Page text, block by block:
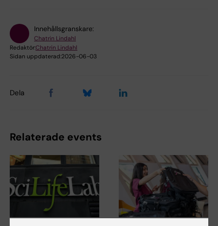
Innehållsgranskare:
Chatrin Lindahl
Redaktör:Chatrin Lindahl
Sidan uppdaterad:2026-06-03
Dela
Relaterade events